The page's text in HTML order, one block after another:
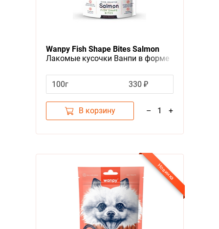
Wanpy Fish Shape Bites Salmon
Лакомые кусочки Ванпи в форме
100г
330 ₽
В корзину – 1 +
Новинка